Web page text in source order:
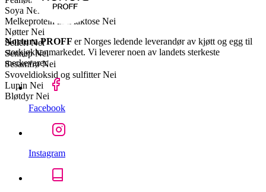
Soya Nei
Melkeprotein inkl laktose Nei
Nøtter Nei
Selleri Nei
Sennep Nei
Sesamfrø Nei
Svoveldioksid og sulfitter Nei
Lupin Nei
Bløtdyr Nei
Nortura PROFF er Norges ledende leverandør av kjøtt og egg til
storkjøkkenmarkedet. Vi leverer noen av landets sterkeste
merkevarer.
Facebook
Instagram